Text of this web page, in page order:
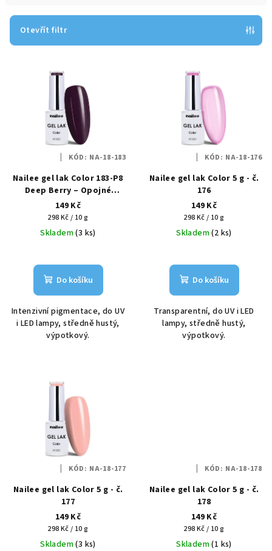
r
Otevřít filtr
Nailee gel lak Color 183-P8
Deep Berry – Opojné
ostružiny HEMA Free 6g
149 Kč
Měrná
cena:
298 Kč / 10 g
Skladem(3 ks)
Do košíku
Intenzivní pigmentace, do UV
i LED lampy, středně hustý,
výpotkový.
KÓD: NA-18-183
Nailee gel lak Color 5 g - č.
176
149 Kč
Měrná
cena:
298 Kč / 10 g
Skladem(2 ks)
Do košíku
Transparentní, do UV i LED
lampy, středně hustý,
výpotkový.
KÓD: NA-18-176
Nailee gel lak Color 5 g - č.
177
149 Kč
Měrná
cena:
298 Kč / 10 g
Skladem(3 ks)
KÓD: NA-18-177
Nailee gel lak Color 5 g - č.
178
149 Kč
Měrná
cena:
298 Kč / 10 g
Skladem(1 ks)
KÓD: NA-18-178